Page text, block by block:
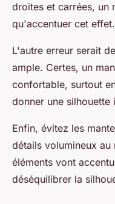
droites et carrées, un
qu'accentuer cet effet.
L'autre erreur serait
ample. Certes, un
confortable, surtout
donner une silhouette
Enfin, évitez les
détails volumineux au
éléments vont
déséquilibrer la